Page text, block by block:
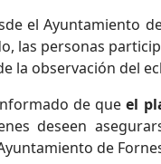
el Ayuntamiento
las personas
la observación del
de queel
deseen
de